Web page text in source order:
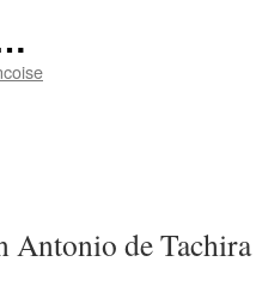
Antonio de Tachira